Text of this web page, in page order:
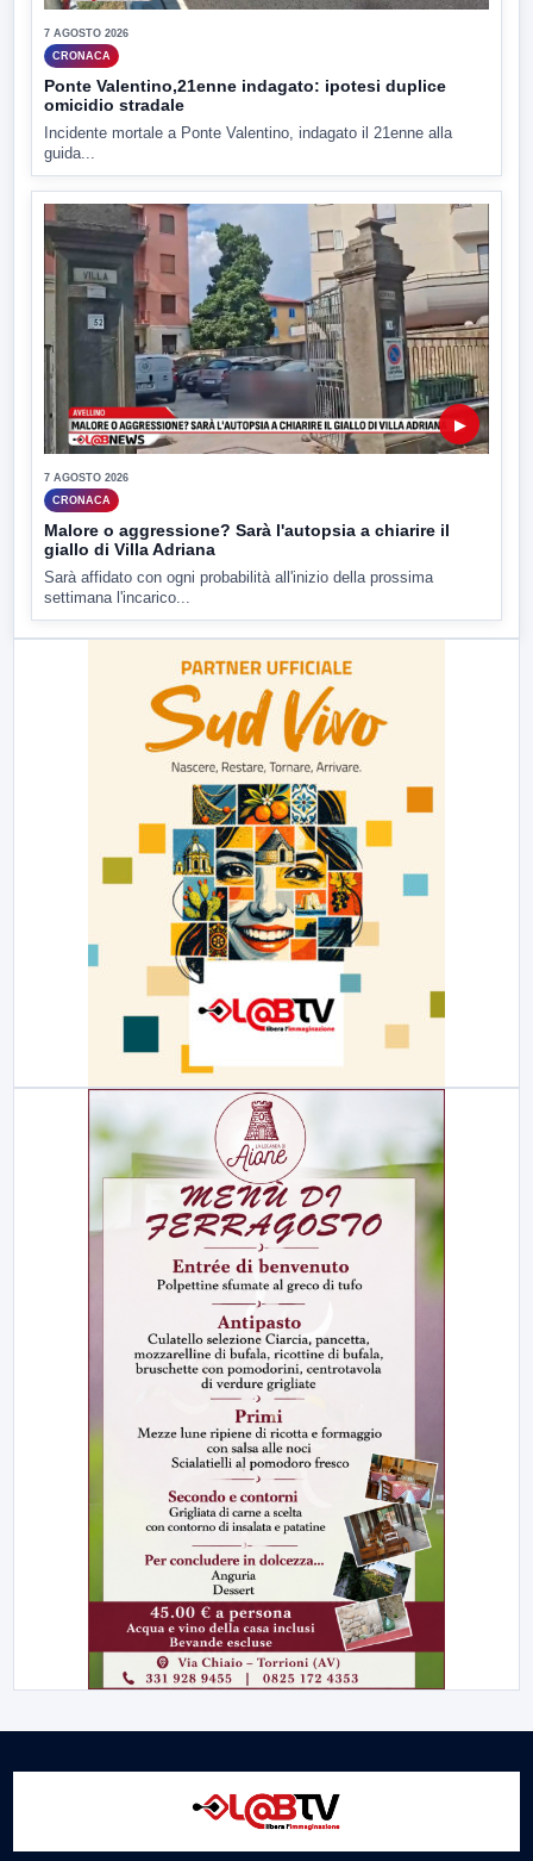
7 AGOSTO 2026
CRONACA
Ponte Valentino,21enne indagato: ipotesi duplice
omicidio stradale
Incidente mortale a Ponte Valentino, indagato il 21enne alla
guida...
▶
7 AGOSTO 2026
CRONACA
Malore o aggressione? Sarà l'autopsia a chiarire il
giallo di Villa Adriana
Sarà affidato con ogni probabilità all'inizio della prossima
settimana l'incarico...